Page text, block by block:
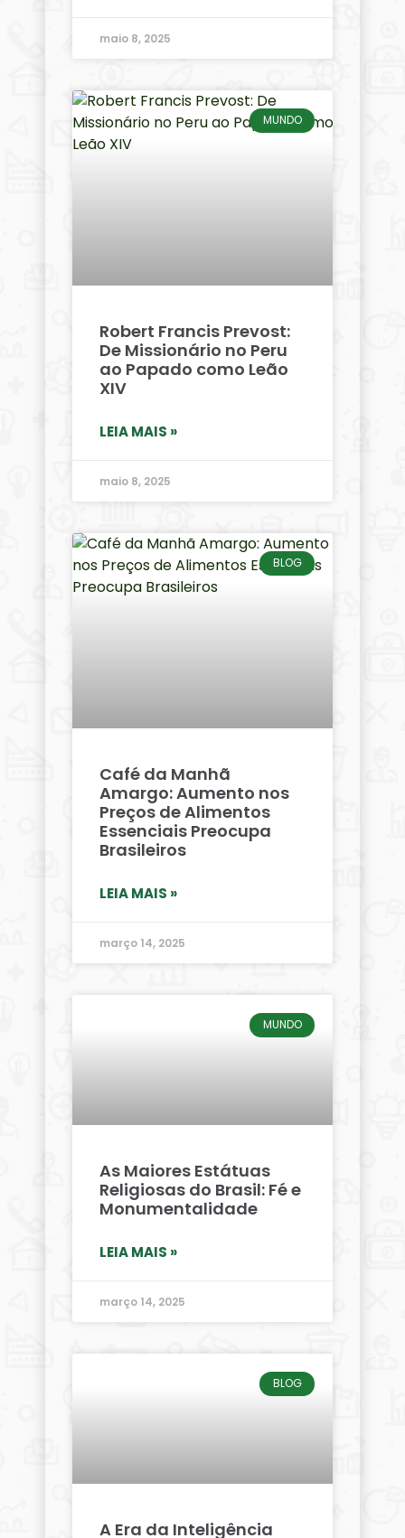
maio 8, 2025
MUNDO
Robert Francis Prevost:
De Missionário no Peru
ao Papado como Leão
XIV
LEIA MAIS »
maio 8, 2025
BLOG
Café da Manhã
Amargo: Aumento nos
Preços de Alimentos
Essenciais Preocupa
Brasileiros
LEIA MAIS »
março 14, 2025
MUNDO
As Maiores Estátuas
Religiosas do Brasil: Fé e
Monumentalidade
LEIA MAIS »
março 14, 2025
BLOG
A Era da Inteligência